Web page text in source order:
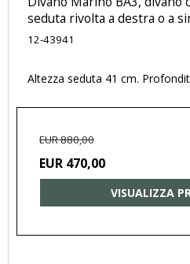
seduta rivolta a destra o a
12-43941
Altezza seduta 41 cm.
EUR 880,00
EUR 470,00
VISUALIZZA